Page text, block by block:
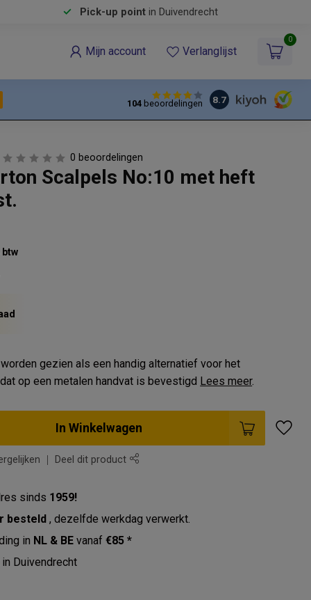
Pick-up pointin Duivendrecht
Mijn account Verlanglijst
0
104beoordelingen 8.7
0 beoordelingen
Scalpels No:10 met heft
btw
gezien als een handig alternatief voor het
op een metalen handvat is bevestigd Lees meer.
In Winkelwagen
Deel dit product
sinds 1959!
besteld, dezelfde werkdag verwerkt.
in NL & BE vanaf€85 *
in Duivendrecht